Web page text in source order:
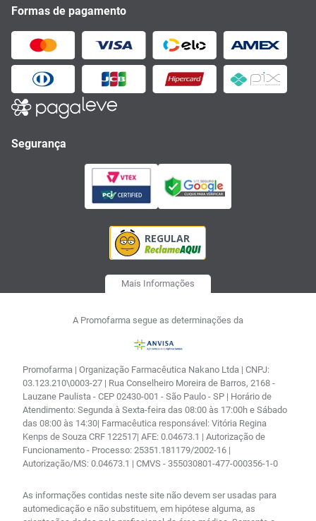
Formas de pagamento
Segurança
Mais Informações
A Promofarma segue as determinações da
Promofarma | Organização Farmacêutica Nakano Ltda | CNPJ:
03.123.210\0003-27 | Rua Conselheiro Moreira de Barros, 2168 -
Lauzane Paulista - CEP 02430-001 - São Paulo - SP | Horário de
Atendimento: Segunda à Sexta-feira das 08:00 às 17:00h e Sábado
das 08:00 às 14:30| Farmacêutica responsável: Vitória Regina
Kenps de Souza CRF 122517| AFE: 0.04673.1 | Autorização de
Funcionamento - Processo: 25351.181179/2002-16 |
Autorização/MS: 0.04673.1 | CMVS - 355030801-477-000356-1-0
As informações contidas neste site não devem ser usadas para
automedicação e não substituem, em hipótese alguma, as